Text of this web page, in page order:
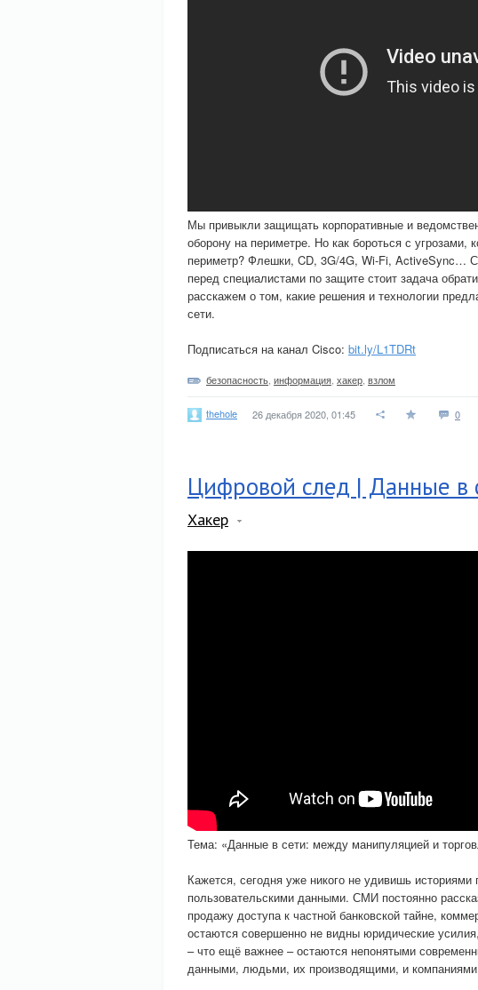
Мы привыкли защищать корпоративные и
оборону на периметре. Но как бороться с угрозами,
периметр? Флешки, CD, 3G/4G, Wi-Fi, ActiveSync…
перед специалистами по защите стоит задача
расскажем о том, какие решения и технологии
сети.
Подписаться на канал Cisco: bit.ly/L1TDRt
безопасность информация хакер взлом
thehole 26 декабря 2020, 01:45 0
Цифровой след | Данные в
Хакер
Тема: «Данные в сети: между манипуляцией и
Кажется, сегодня уже никого не удивишь
пользовательскими данными. СМИ постоянно
продажу доступа к частной банковской тайне,
остаются совершенно не видны юридические
– что ещё важнее – остаются непонятыми
данными, людьми, их производящими, и